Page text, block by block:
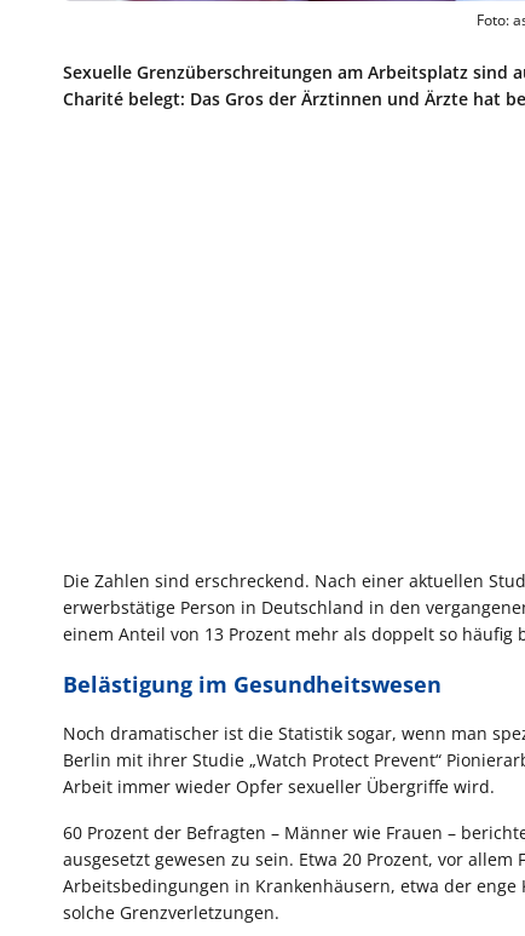
Foto:
Sexuelle Grenzüberschreitungen am Arbeitsplatz sind
Charité belegt: Das Gros der Ärztinnen und Ärzte hat
Die Zahlen sind erschreckend. Nach einer aktuellen
erwerbstätige Person in Deutschland in den
einem Anteil von 13 Prozent mehr als doppelt so häufig
Belästigung im Gesundheitswesen
Noch dramatischer ist die Statistik sogar, wenn man
Berlin mit ihrer Studie „Watch Protect Prevent“
Arbeit immer wieder Opfer sexueller Übergriffe wird.
60 Prozent der Befragten – Männer wie Frauen –
ausgesetzt gewesen zu sein. Etwa 20 Prozent, vor
Arbeitsbedingungen in Krankenhäusern, etwa der enge
solche Grenzverletzungen.